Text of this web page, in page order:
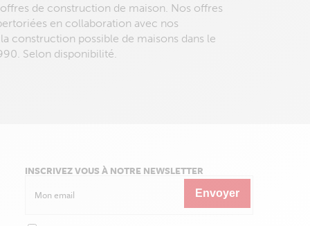
de construction de maison. Nos offres
en collaboration avec nos
construction possible de maisons dans le
Selon disponibilité.
INSCRIVEZ VOUS À NOTRE NEWSLETTER